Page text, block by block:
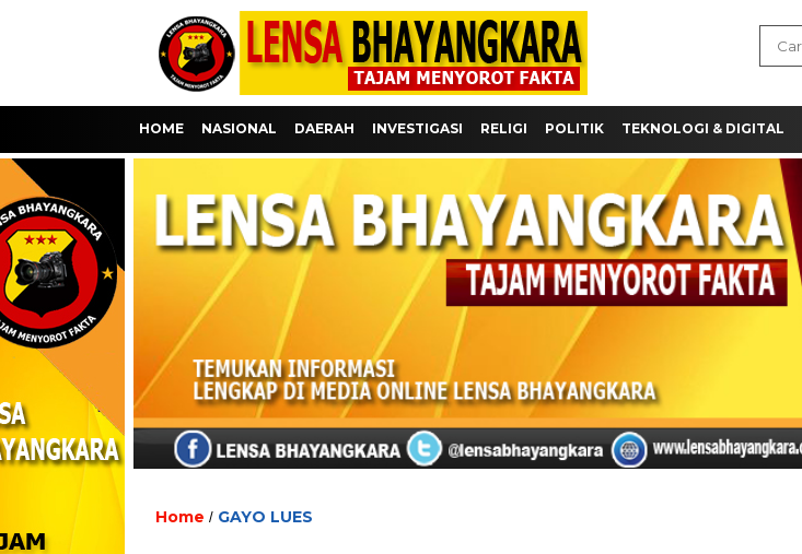
HOME NASIONAL DAERAH INVESTIGASI RELIGI POLITIK TEKNOLOGI & DIGITAL
Home / GAYO LUES